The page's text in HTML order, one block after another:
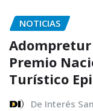
NOTICIAS
Premio
Turístico
De Interés